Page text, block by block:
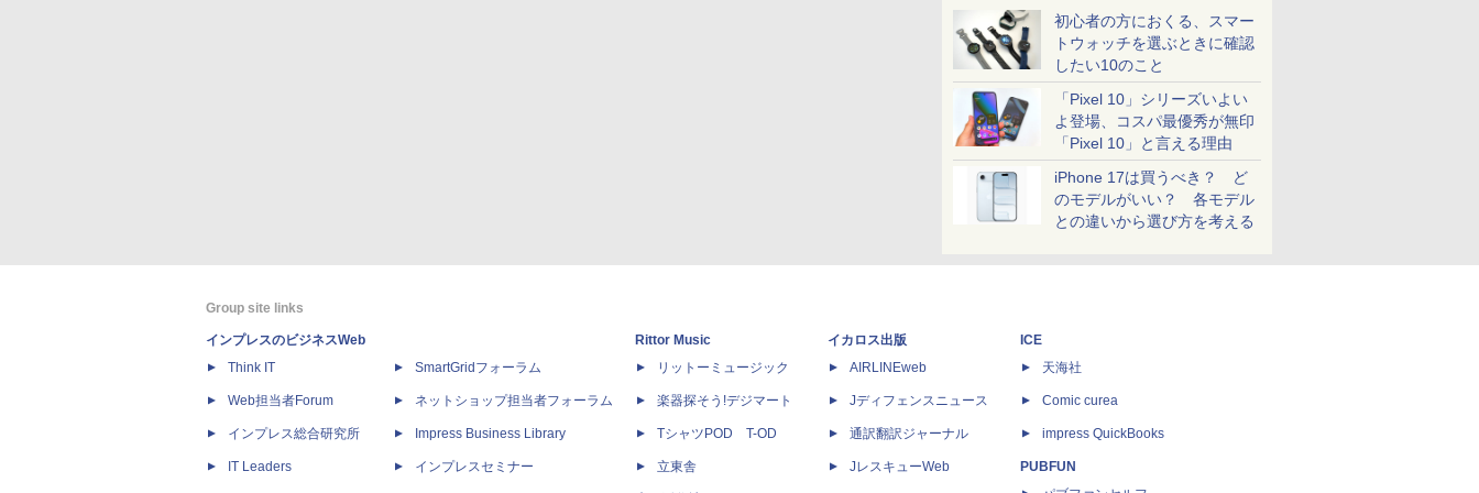
初心者の方におくる、スマー
トウォッチを選ぶときに確認
したい10のこと
「Pixel 10」シリーズいよい
よ登場、コスパ最優秀が無印
「Pixel 10」と言える理由
iPhone 17は買うべき？ ど
のモデルがいい？ 各モデル
との違いから選び方を考える
Group site links
インプレスのビジネスWeb
Think IT
Web担当者Forum
インプレス総合研究所
IT Leaders
SmartGridフォーラム
ネットショップ担当者フォーラム
Impress Business Library
インプレスセミナー
Rittor Music
リットーミュージック
楽器探そう!デジマート
TシャツPOD T-OD
立東舎
イカロス出版
AIRLINEweb
Jディフェンスニュース
通訳翻訳ジャーナル
JレスキューWeb
ICE
天海社
Comic curea
impress QuickBooks
PUBFUN